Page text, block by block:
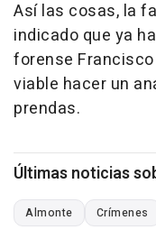
Así las cosas, la
indicado que ya
forense
viable hacer un
prendas.
Últimas noticias
Almonte Crímenes